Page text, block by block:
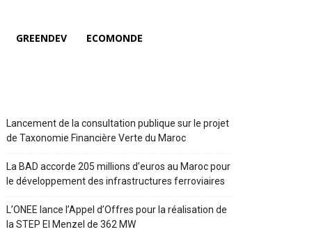
GREENDEV ECOMONDE
Lancement de la consultation publique sur le projet
de Taxonomie Financière Verte du Maroc
La BAD accorde 205 millions d’euros au Maroc pour
le développement des infrastructures ferroviaires
L’ONEE lance l’Appel d’Offres pour la réalisation de
la STEP El Menzel de 362 MW